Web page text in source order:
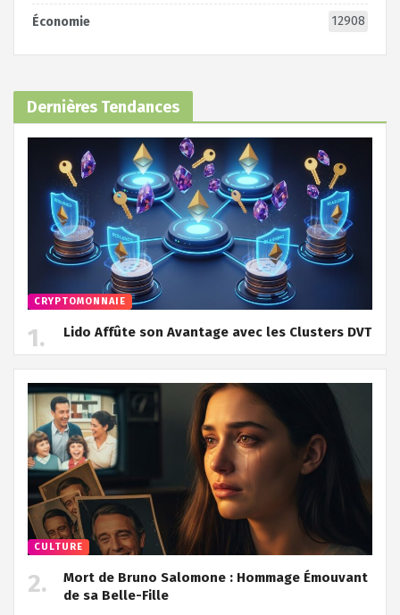
Économie 12908
Dernières Tendances
CRYPTOMONNAIE
Lido Affûte son Avantage avec les Clusters DVT
CULTURE
Mort de Bruno Salomone : Hommage Émouvant
de sa Belle-Fille